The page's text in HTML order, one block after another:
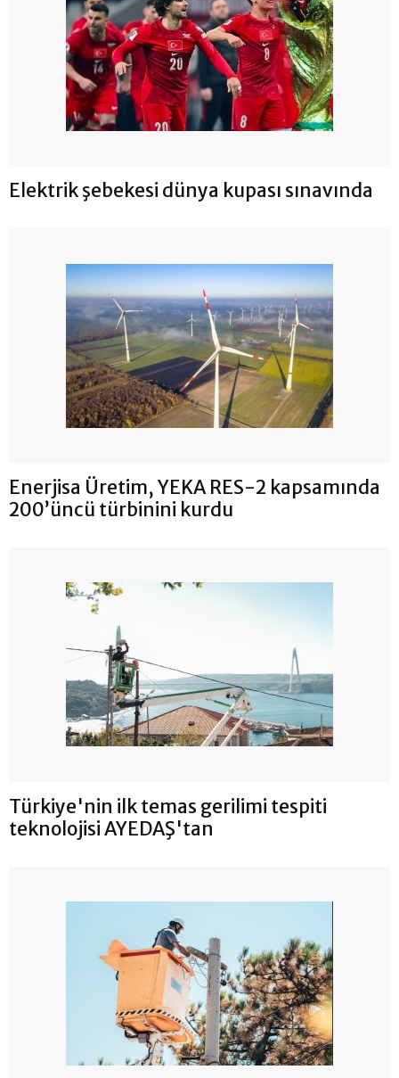
Elektrik şebekesi dünya kupası sınavında
Enerjisa Üretim, YEKA RES-2 kapsamında
200’üncü türbinini kurdu
Türkiye'nin ilk temas gerilimi tespiti
teknolojisi AYEDAŞ'tan